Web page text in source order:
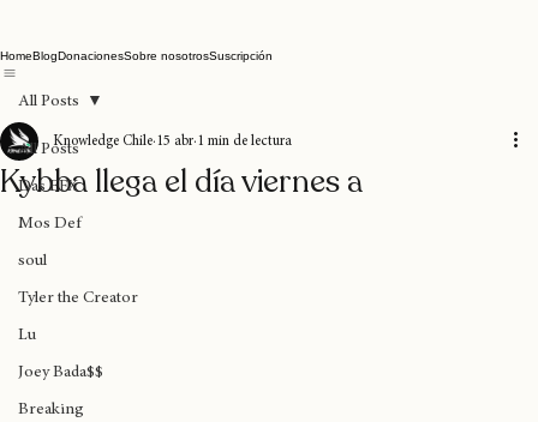
All Posts
Das EFX
Mos Def
soul
Tyler the Creator
Lu
Joey Bada$$
All Posts
Kybba llega el día viernes a
Knowledge Chile 15 abr 1 min de lectura